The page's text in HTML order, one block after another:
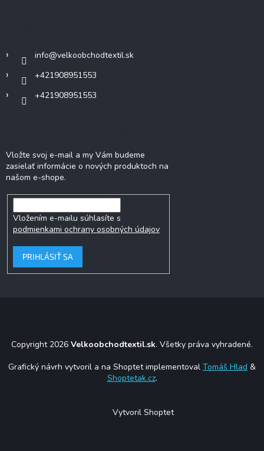
info@velkoobchodtextil.sk
+421908951553
+421908951553
Vložte svoj e-mail a my Vám budeme
zasielať informácie o nových produktoch na
našom e-shope.
Vložením e-mailu súhlasíte s
podmienkami ochrany osobných údajov
PRIHLÁSIŤ SA
Copyright 2026 Velkoobchodtextil.sk. Všetky práva vyhradené.
Grafický návrh vytvoril a na Shoptet implementoval Tomáš Hlad &
Shoptetak.cz.
Vytvoril Shoptet